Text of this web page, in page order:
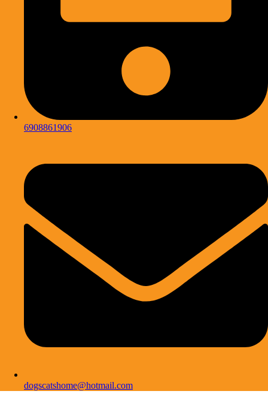
6908861906
dogscatshome@hotmail.com